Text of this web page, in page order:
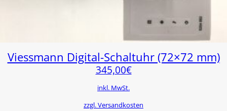
Viessmann Digital-Schaltuhr (72×72 mm)
345,00€
inkl. MwSt.
zzgl. Versandkosten